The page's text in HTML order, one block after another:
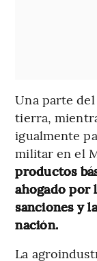
Una parte
tierra,
igualmente
militar en el
productos
ahogado por
sanciones y
nación.
La